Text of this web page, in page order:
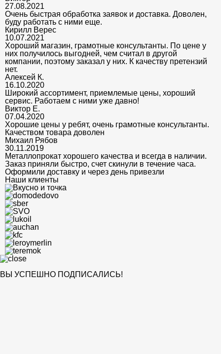
27.08.2021
Очень быстрая обработка заявок и доставка. Доволен,
буду работать с ними еще.
Кирилл Верес
10.07.2021
Хороший магазин, грамотные консультанты. По цене у
них получилось выгодней, чем считал в другой
компании, поэтому заказал у них. К качеству претензий
нет.
Алексей К.
16.10.2020
Широкий ассортимент, приемлемые цены, хороший
сервис. Работаем с ними уже давно!
Виктор Е.
07.04.2020
Хорошие цены у ребят, очень грамотные консультанты.
Качеством товара доволен
Михаил Рябов
30.11.2019
Металлопрокат хорошего качества и всегда в наличии.
Заказ приняли быстро, счет скинули в течение часа.
Оформили доставку и через день привезли
Наши клиенты
ВЫ УСПЕШНО ПОДПИСАЛИСЬ!